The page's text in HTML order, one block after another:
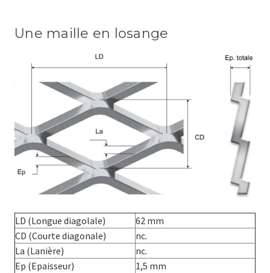
Une maille en losange
LD (Longue diagolale)
62 mm
CD (Courte diagonale)
nc.
La (Lanière)
nc.
Ep (Epaisseur)
1,5 mm